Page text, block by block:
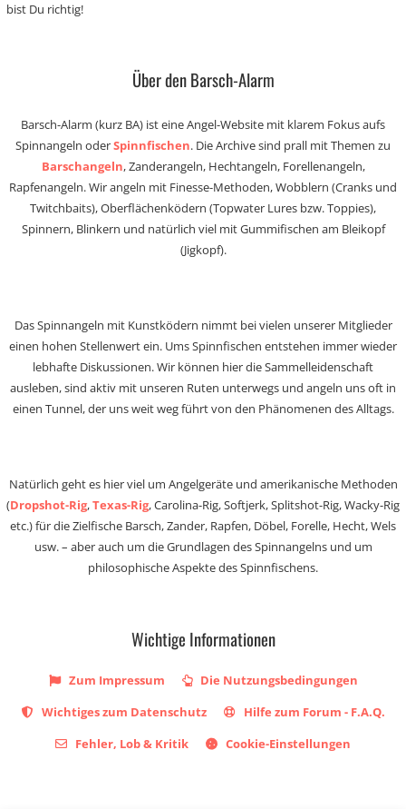
bist Du richtig!
Über den Barsch-Alarm
Barsch-Alarm (kurz BA) ist eine Angel-Website mit klarem Fokus aufs
Spinnangeln oderSpinnfischen. Die Archive sind prall mit Themen zu
Barschangeln, Zanderangeln, Hechtangeln, Forellenangeln,
Rapfenangeln. Wir angeln mit Finesse-Methoden, Wobblern (Cranks und
Twitchbaits), Oberflächenködern (Topwater Lures bzw. Toppies),
Spinnern, Blinkern und natürlich viel mit Gummifischen am Bleikopf
(Jigkopf).
Das Spinnangeln mit Kunstködern nimmt bei vielen unserer Mitglieder
einen hohen Stellenwert ein. Ums Spinnfischen entstehen immer wieder
lebhafte Diskussionen. Wir können hier die Sammelleidenschaft
ausleben, sind aktiv mit unseren Ruten unterwegs und angeln uns oft in
einen Tunnel, der uns weit weg führt von den Phänomenen des Alltags.
Natürlich geht es hier viel um Angelgeräte und amerikanische Methoden
(Dropshot-Rig,Texas-Rig, Carolina-Rig, Softjerk, Splitshot-Rig, Wacky-Rig
etc.) für die Zielfische Barsch, Zander, Rapfen, Döbel, Forelle, Hecht, Wels
usw. – aber auch um die Grundlagen des Spinnangelns und um
philosophische Aspekte des Spinnfischens.
Wichtige Informationen
Zum Impressum
Die Nutzungsbedingungen
Wichtiges zum Datenschutz
Hilfe zum Forum - F.A.Q.
Fehler, Lob & Kritik
Cookie-Einstellungen